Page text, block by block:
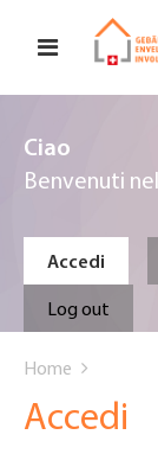
contenuto
principale
Ciao
Benvenuti
Primary
tabs
Accedi
Log out
are
here
Home
Accedi